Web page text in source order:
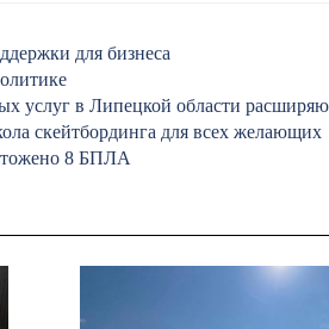
для бизнеса
услуг в Липецкой области
скейтбординга для всех желающих
8 БПЛА